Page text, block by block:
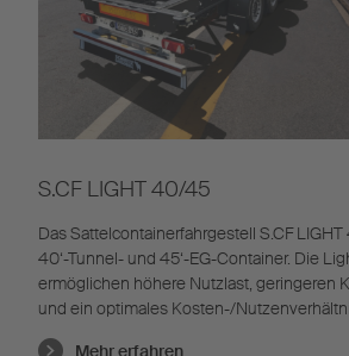
S.CF LIGHT 40/45
Das Sattelcontainerfahrgestell S.CF
40‘-Tunnel- und 45‘-EG-Container. Die
ermöglichen höhere Nutzlast, geringeren
und ein optimales Kosten-/
Mehr erfahren